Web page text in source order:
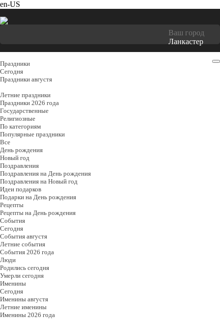
en-US
Ваш город
Ланкастер
Праздники
Cегодня
Праздники августя
Летние праздники
Праздники 2026 года
Государственные
Религиозные
По категориям
Популярные праздники
Все
День рождения
Новый год
Поздравления
Поздравления на День рождения
Поздравления на Новый год
Идеи подарков
Подарки на День рождения
Рецепты
Рецепты на День рождения
События
Cегодня
События августя
Летние события
События 2026 года
Люди
Родились сегодня
Умерли сегодня
Именины
Cегодня
Именины августя
Летние именины
Именины 2026 года